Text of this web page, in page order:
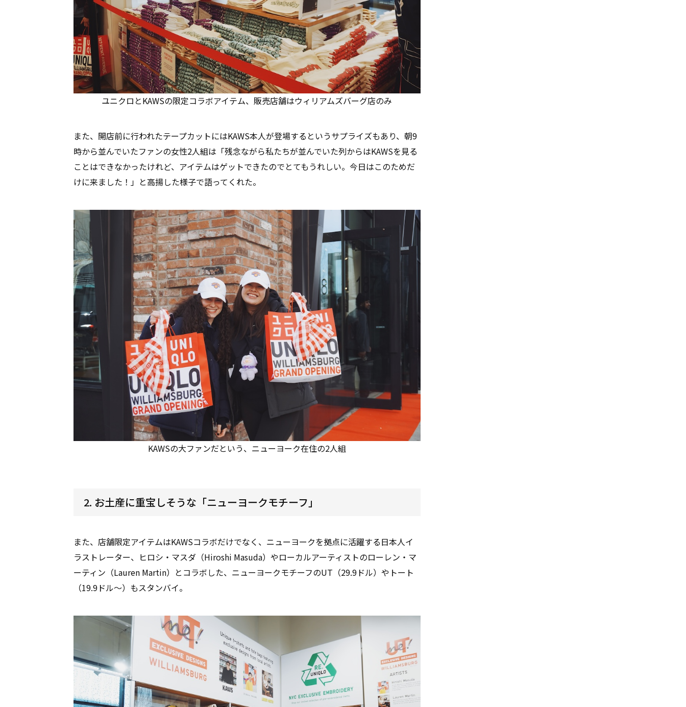
ユニクロとKAWSの限定コラボアイテム、販売店舗はウィリアムズバーグ店のみ
また、開店前に行われたテープカットにはKAWS本人が登場するというサプライズもあり、朝9
時から並んでいたファンの女性2人組は「残念ながら私たちが並んでいた列からはKAWSを見る
ことはできなかったけれど、アイテムはゲットできたのでとてもうれしい。今日はこのためだ
けに来ました！」と高揚した様子で語ってくれた。
KAWSの大ファンだという、ニューヨーク在住の2人組
2. お土産に重宝しそうな「ニューヨークモチーフ」
また、店舗限定アイテムはKAWSコラボだけでなく、ニューヨークを拠点に活躍する日本人イ
ラストレーター、ヒロシ・マスダ（Hiroshi Masuda）やローカルアーティストのローレン・マ
ーティン（Lauren Martin）とコラボした、ニューヨークモチーフのUT（29.9ドル）やトート
（19.9ドル〜）もスタンバイ。